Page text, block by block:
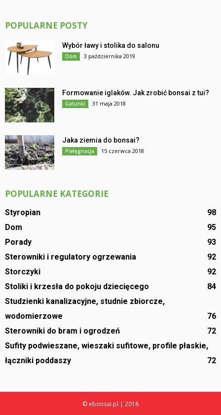
POPULARNE POSTY
Wybór ławy i stolika do salonu
Dom 3 października 2019
Formowanie iglaków. Jak zrobić bonsai z tui?
Gatunki 31 maja 2018
Jaka ziemia do bonsai?
Pielęgnacja 15 czerwca 2018
POPULARNE KATEGORIE
Styropian
98
Dom
95
Porady
93
Sterowniki i regulatory ogrzewania
92
Storczyki
92
Stoliki i krzesła do pokoju dziecięcego
84
Studzienki kanalizacyjne, studnie zbiorcze,
wodomierzowe
76
Sterowniki do bram i ogrodzeń
72
Sufity podwieszane, wieszaki sufitowe, profile płaskie,
łączniki poddaszy
72
© ebonsai.pl | 2018